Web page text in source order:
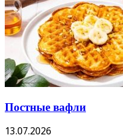
Постные вафли
13.07.2026